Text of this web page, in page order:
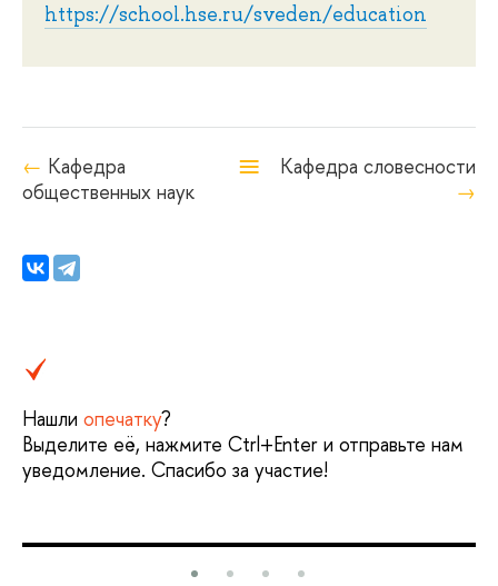
https://school.hse.ru/sveden/education
Кафедра
общественных наук
≡ Кафедра словесности
Нашли опечатку?
Выделите её, нажмите Ctrl+Enter и отправьте нам
уведомление. Спасибо за участие!